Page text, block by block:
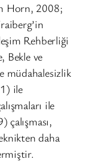
Horn, 2008;
Rehberliği
Bekle ve
müdahalesizlik
ile
ile
daha